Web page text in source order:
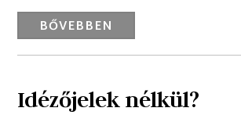
BŐVEBBEN
Idézőjelek nélkül?